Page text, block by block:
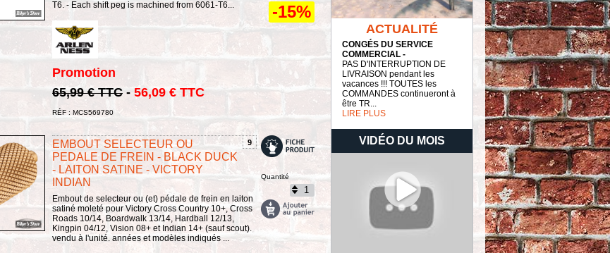
T6. - Each shift peg is machined from 6061-T6...
Promotion
65,99 € TTC - 56,09 € TTC
RÉF : MCS569780
-15%
9
EMBOUT SELECTEUR OU
PEDALE DE FREIN - BLACK DUCK
- LAITON SATINE - VICTORY
INDIAN
Embout de selecteur ou (et) pédale de frein en laiton
satiné moleté pour Victory Cross Country 10+, Cross
Roads 10/14, Boardwalk 13/14, Hardball 12/13,
Kingpin 04/12, Vision 08+ et Indian 14+ (sauf scout).
vendu à l'unité. années et modèles indiqués ...
Quantité
ACTUALITÉ
CONGÉS DU SERVICE
COMMERCIAL -
PAS D'INTERRUPTION DE
LIVRAISON pendant les
vacances !!! TOUTES les
COMMANDES continueront à
être TR...
LIRE PLUS
VIDÉO DU MOIS